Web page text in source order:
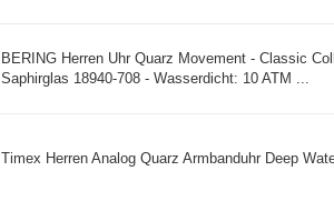
BERING Herren Uhr Quarz Movement - Classic
Saphirglas 18940-708 - Wasserdicht: 10 ATM ...
Timex Herren Analog Quarz Armbanduhr Deep